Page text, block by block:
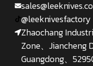
@leeknivesfactory
Zhaochang
Zone、Jiancheng
Guangdong、